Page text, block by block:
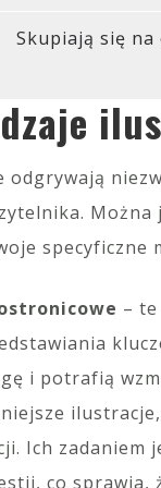
Skupiają się
odgrywają
specyficzne
–
i potrafią
Ich zadaniem
co